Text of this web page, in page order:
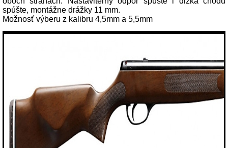
spúšte, montážne drážky 11 mm.
Možnosť výberu z kalibru 4,5mm a 5,5mm